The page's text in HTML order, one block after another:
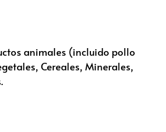
animales (incluido pollo
Cereales, Minerales,